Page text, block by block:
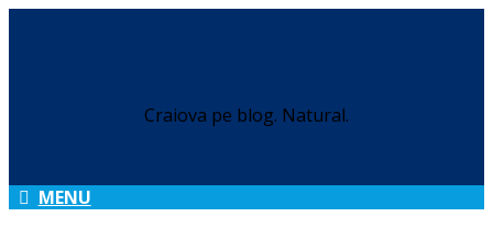
Craiova pe blog. Natural.
MENU